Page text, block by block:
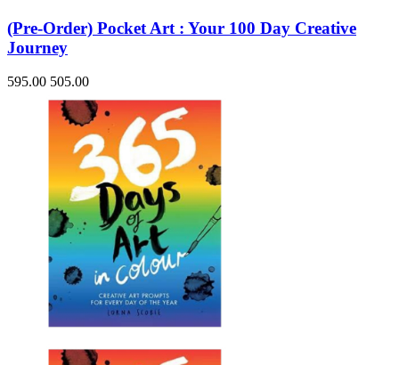
(Pre-Order) Pocket Art : Your 100 Day Creative
Journey
595.00 505.00